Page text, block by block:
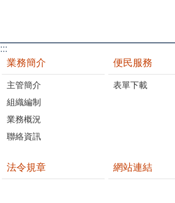
:::
業務簡介
主管簡介
組織編制
業務概況
聯絡資訊
便民服務
表單下載
法令規章 網站連結